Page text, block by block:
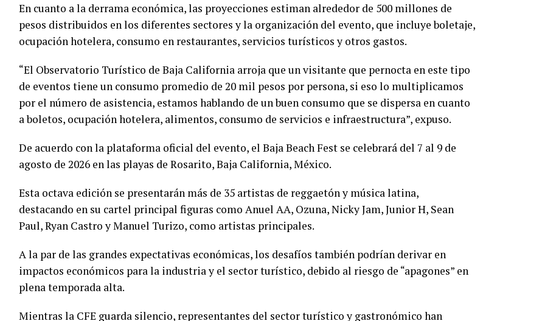
En cuanto a la derrama económica, las proyecciones estiman alrededor de 500 millones de
pesos distribuidos en los diferentes sectores y la organización del evento, que incluye boletaje,
ocupación hotelera, consumo en restaurantes, servicios turísticos y otros gastos.
“El Observatorio Turístico de Baja California arroja que un visitante que pernocta en este tipo
de eventos tiene un consumo promedio de 20 mil pesos por persona, si eso lo multiplicamos
por el número de asistencia, estamos hablando de un buen consumo que se dispersa en cuanto
a boletos, ocupación hotelera, alimentos, consumo de servicios e infraestructura”, expuso.
De acuerdo con la plataforma oficial del evento, el Baja Beach Fest se celebrará del 7 al 9 de
agosto de 2026 en las playas de Rosarito, Baja California, México.
Esta octava edición se presentarán más de 35 artistas de reggaetón y música latina,
destacando en su cartel principal figuras como Anuel AA, Ozuna, Nicky Jam, Junior H, Sean
Paul, Ryan Castro y Manuel Turizo, como artistas principales.
A la par de las grandes expectativas económicas, los desafíos también podrían derivar en
impactos económicos para la industria y el sector turístico, debido al riesgo de “apagones” en
plena temporada alta.
Mientras la CFE guarda silencio, representantes del sector turístico y gastronómico han